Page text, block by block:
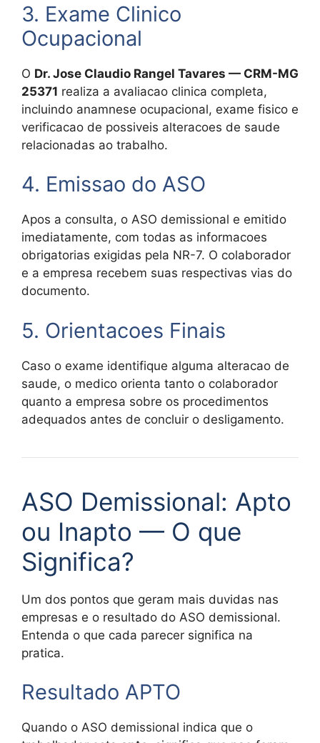
3. Exame Clinico
Ocupacional
O Dr. Jose Claudio Rangel Tavares — CRM-MG
25371 realiza a avaliacao clinica completa,
incluindo anamnese ocupacional, exame fisico e
verificacao de possiveis alteracoes de saude
relacionadas ao trabalho.
4. Emissao do ASO
Apos a consulta, o ASO demissional e emitido
imediatamente, com todas as informacoes
obrigatorias exigidas pela NR-7. O colaborador
e a empresa recebem suas respectivas vias do
documento.
5. Orientacoes Finais
Caso o exame identifique alguma alteracao de
saude, o medico orienta tanto o colaborador
quanto a empresa sobre os procedimentos
adequados antes de concluir o desligamento.
ASO Demissional: Apto
ou Inapto — O que
Significa?
Um dos pontos que geram mais duvidas nas
empresas e o resultado do ASO demissional.
Entenda o que cada parecer significa na
pratica.
Resultado APTO
Quando o ASO demissional indica que o